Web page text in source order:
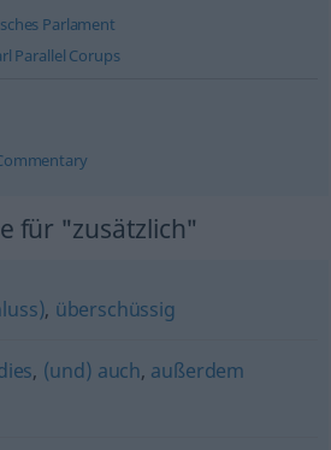
Parlament
Parallel Corups
für "zusätzlich"
, überschüssig
, (und) auch, außerdem